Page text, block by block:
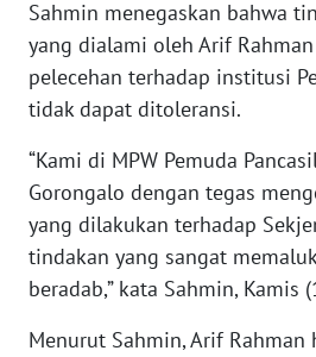
Sahmin menegaskan bahwa
yang dialami oleh Arif
pelecehan terhadap institusi
tidak dapat ditoleransi.
“Kami di MPW Pemuda
Gorongalo dengan tegas
yang dilakukan terhadap
tindakan yang sangat
beradab,” kata Sahmin, Kamis
Menurut Sahmin, Arif
WN
JAMBI
SULTRA
WN
NTB
SULTENG